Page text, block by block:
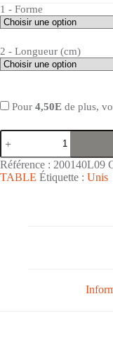
1 - Forme
2 - Longueur (cm)
Pour 4,50E de plus,
quantité
de
Nappe
de
table
Référence : 200140L09
TABLE Étiquette : Unis